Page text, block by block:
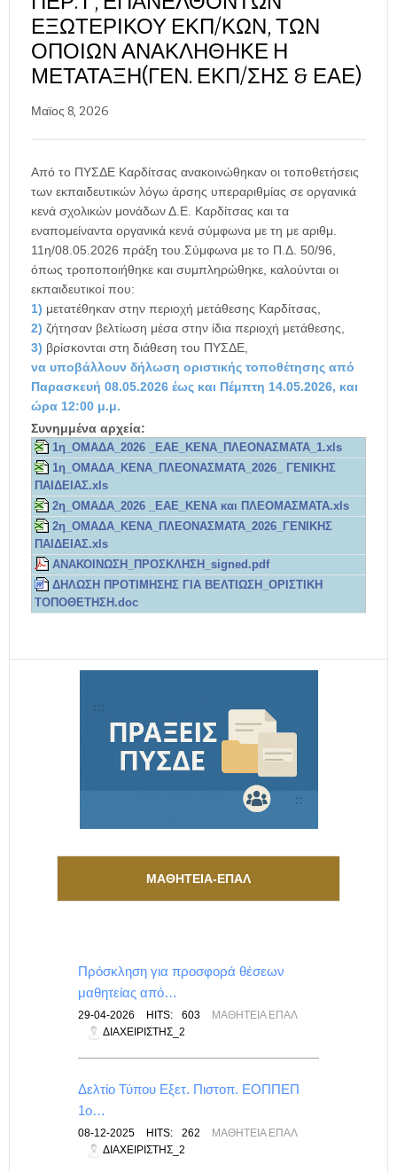
ΕΞΩΤΕΡΙΚΟΎ ΕΚΠ/ΚΏΝ, ΤΩΝ
ΟΠΟΊΩΝ ΑΝΑΚΛΉΘΗΚΕ Η
ΜΕΤΆΤΑΞΗ(ΓΕΝ. ΕΚΠ/ΣΗΣ & ΕΑΕ)
Μαϊος 8, 2026
Από το ΠΥΣΔΕ Καρδίτσας ανακοινώθηκαν οι τοποθετήσεις
των εκπαιδευτικών λόγω άρσης υπεραριθμίας σε οργανικά
κενά σχολικών μονάδων Δ.Ε. Καρδίτσας και τα
εναπομείναντα οργανικά κενά σύμφωνα με τη με αριθμ.
11η/08.05.2026 πράξη του.Σύμφωνα με το Π.Δ. 50/96,
όπως τροποποιήθηκε και συμπληρώθηκε, καλούνται οι
εκπαιδευτικοί που:
1) μετατέθηκαν στην περιοχή μετάθεσης Καρδίτσας,
2) ζήτησαν βελτίωση μέσα στην ίδια περιοχή μετάθεσης,
3) βρίσκονται στη διάθεση του ΠΥΣΔΕ,
να υποβάλλουν δήλωση οριστικής τοποθέτησης από
Παρασκευή 08.05.2026 έως και Πέμπτη 14.05.2026, και
ώρα 12:00 μ.μ.
Συνημμένα αρχεία:
1η_ΟΜΑΔΑ_2026 _ΕΑΕ_ΚΕΝΑ_ΠΛΕΟΝΑΣΜΑΤΑ_1.xls
1η_ΟΜΑΔΑ_ΚΕΝΑ_ΠΛΕΟΝΑΣΜΑΤΑ_2026_ ΓΕΝΙΚΗΣ
ΠΑΙΔΕΙΑΣ.xls
2η_ΟΜΑΔΑ_2026 _ΕΑΕ_ΚΕΝΑ και ΠΛΕΟΜΑΣΜΑΤΑ.xls
2η_ΟΜΑΔΑ_ΚΕΝΑ_ΠΛΕΟΝΑΣΜΑΤΑ_2026_ΓΕΝΙΚΗΣ
ΠΑΙΔΕΙΑΣ.xls
ΑΝΑΚΟΙΝΩΣΗ_ΠΡΟΣΚΛΗΣΗ_signed.pdf
ΔΗΛΩΣΗ ΠΡΟΤΙΜΗΣΗΣ ΓΙΑ ΒΕΛΤΙΩΣΗ_ΟΡΙΣΤΙΚΗ
ΤΟΠΟΘΕΤΗΣΗ.doc
ΜΑΘΗΤΕΙΑ-ΕΠΑΛ
Πρόσκληση για προσφορά θέσεων
μαθητείας από…
29-04-2026 HITS: 603
ΜΑΘΗΤΕΊΑ ΕΠΑΛ
ΔΙΑΧΕΙΡΙΣΤΉΣ_2
Δελτίο Τύπου Εξετ. Πιστοπ. ΕΟΠΠΕΠ
1ο…
08-12-2025 HITS: 262
ΜΑΘΗΤΕΊΑ ΕΠΑΛ
ΔΙΑΧΕΙΡΙΣΤΉΣ_2